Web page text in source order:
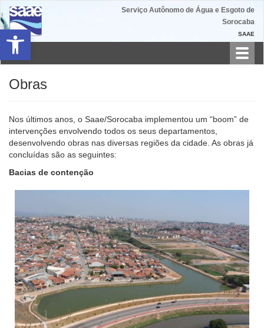
Barra de Ferramentas Aberta
Serviço Autônomo de Água e Esgoto de
Sorocaba
SAAE
Obras
Nos últimos anos, o Saae/Sorocaba implementou um “boom” de
intervenções envolvendo todos os seus departamentos,
desenvolvendo obras nas diversas regiões da cidade. As obras já
concluídas são as seguintes:
Bacias de contenção